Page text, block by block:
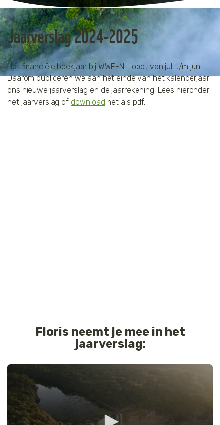
Jaarverslag 2024-2025
Het financiële boekjaar bij WWF-NL loopt van juli t/m juni.
Daarom publiceren we aan het einde van het kalenderjaar
ons nieuwe jaarverslag en de jaarrekening. Lees hieronder
het jaarverslag of download het als pdf.
Floris neemt je mee in het
jaarverslag:
Jaguar
Koraal
Leeuw
Luipaard
Kleding & Accessoires
Speelgoed